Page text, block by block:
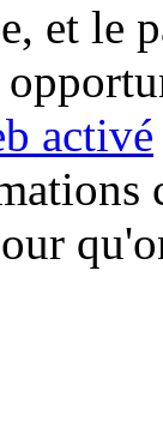
et le
activé